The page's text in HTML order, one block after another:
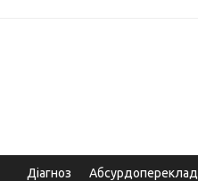
Діагноз Абсурдопереклад